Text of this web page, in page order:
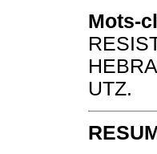
Mots-
UTZ.